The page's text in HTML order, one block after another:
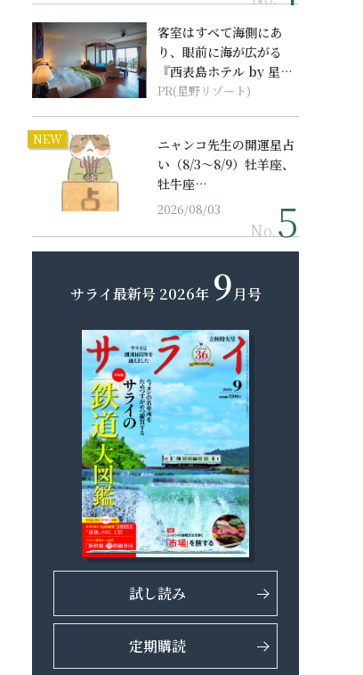
客室はすべて海側にあ
り、眼前に海が広がる
『西表島ホテル by 星野
リゾート』
PR(星野リゾート)
NEW
ニャンコ先生の開運星占
い（8/3～8/9）牡羊座、
牡牛座…
2026/08/03
No.
サライ最新号 2026年 9月号
試し読み
定期購読